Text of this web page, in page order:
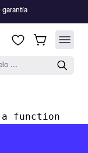
garantía
...
function